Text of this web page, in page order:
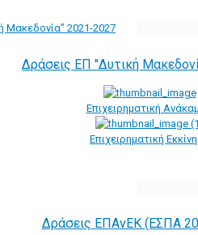
Μακεδονία” 2021-2027
Δράσεις ΕΠ "Δυτική
Επιχειρηματική
Επιχειρηματική
Δράσεις ΕΠΑνΕΚ (ΕΣΠΑ